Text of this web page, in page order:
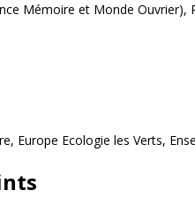
Mémoire et Monde Ouvrier),
Europe Ecologie les Verts,